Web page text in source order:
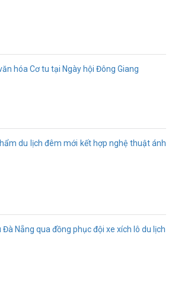
hóa Cơ tu tại Ngày hội Đông Giang
du lịch đêm mới kết hợp nghệ thuật ánh
Nẵng qua đồng phục đội xe xích lô du lịch